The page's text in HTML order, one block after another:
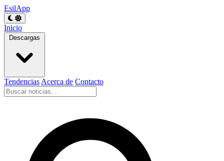
EsilApp
Inicio
Descargas
Tendencias Acerca de Contacto